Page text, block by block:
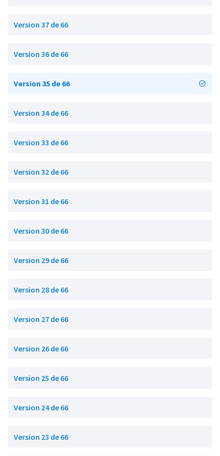
Version 37 de 66
Version 36 de 66
Version 35 de 66
Version 34 de 66
Version 33 de 66
Version 32 de 66
Version 31 de 66
Version 30 de 66
Version 29 de 66
Version 28 de 66
Version 27 de 66
Version 26 de 66
Version 25 de 66
Version 24 de 66
Version 23 de 66